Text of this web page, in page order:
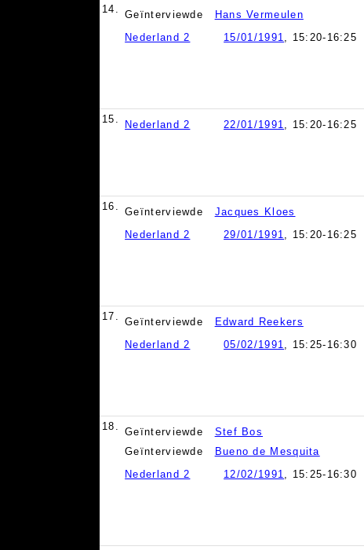
14. Geïnterviewde
Hans Vermeulen
Nederland 2
15/01/1991, 15:20-16:25
15. Nederland 2 22/01/1991, 15:20-16:25
16. Geïnterviewde
Jacques Kloes
Nederland 2
29/01/1991, 15:20-16:25
17. Geïnterviewde
Edward Reekers
Nederland 2
05/02/1991, 15:25-16:30
18. Geïnterviewde
Stef Bos
Geïnterviewde
Bueno de Mesquita
Nederland 2
12/02/1991, 15:25-16:30